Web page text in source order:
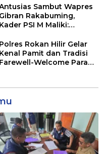
BPN & Polisi Usut Tuntas
Sambut Wapres
Gibran Rakabuming,
Kader PSI M Maliki:
Kemajuan Rokan Hilir
Polres Rokan Hilir Gelar
Kenal Pamit dan Tradisi
Farewell-Welcome Parade